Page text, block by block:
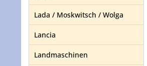
Lada / Moskwitsch / Wolga
Lancia
Landmaschinen